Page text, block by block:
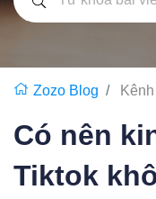
Zozo Blog
Có nên
Tiktok